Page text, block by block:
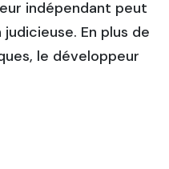
indépendant peut
En plus de
le développeur